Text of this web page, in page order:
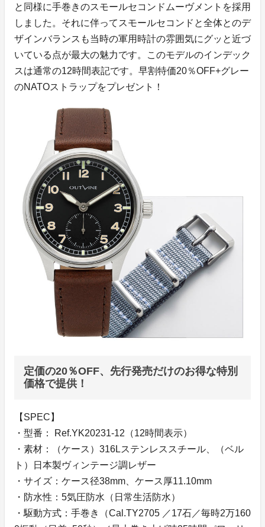
と同様に手巻きのスモールセコンドムーヴメントを採用
しました。それに伴ってスモールセコンドと全体とのデ
ザインバランスも当時の軍用時計の雰囲気にグッと近づ
いている点が最大の魅力です。このモデルのインデック
スは通常の12時間表記です。早割特価20％OFF+グレー
のNATOストラップをプレゼント！
定価の20％OFF、先行発売だけのお得な特別
価格で提供！
【SPEC】
・型番： Ref.YK20231-12（12時間表示）
・素材：（ケース）316Lステンレススチール、（ベル
ト）日本製ヴィンテージ調レザー
・サイズ：ケース径38mm、ケース厚11.10mm
・防水性：5気圧防水（日常生活防水）
・駆動方式：手巻き（Cal.TY2705 ／17石／毎時2万160